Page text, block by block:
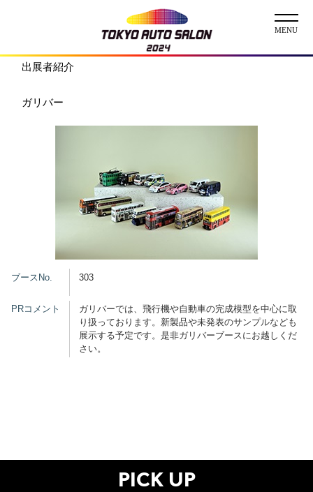
出展者
出展者一覧
展示車両一覧
出展者紹介
ガリバー
ブースNo. 303
PRコメント
ガリバーでは、飛行機や自動車の完成模型を中心に取
り扱っております。新製品や未発表のサンプルなども
展示する予定です。是非ガリバーブースにお越しくだ
さい。
PICK UP